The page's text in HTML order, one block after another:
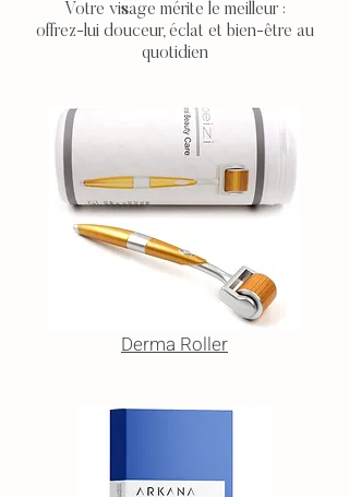
Votre visage mérite le meilleur :
offrez-lui douceur, éclat et bien-être au
quotidien
Derma Roller